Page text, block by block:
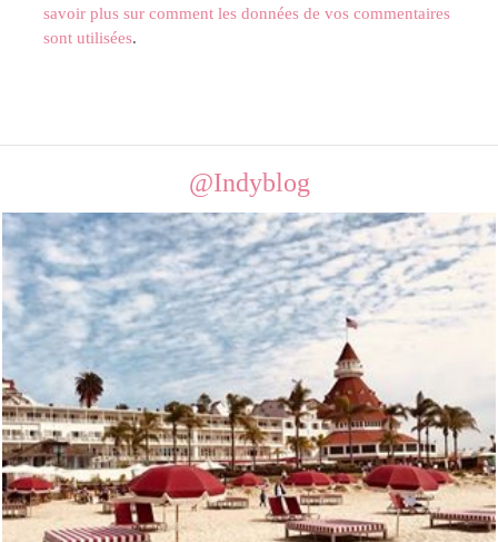
savoir plus sur comment les données de vos commentaires
sont utilisées.
@Indyblog